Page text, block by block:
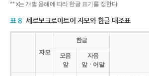
** x는 개별 용례에 따라 한글 표기를 정한다.
표 8 세르보크로아트어 자모와 한글 대조표
자모
한글
모음
앞
자음
앞ㆍ어말